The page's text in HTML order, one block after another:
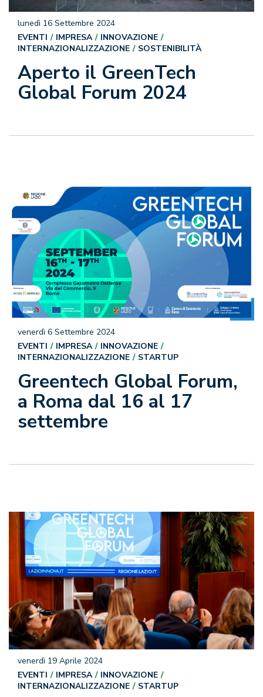
Aperto il GreenTech
Global Forum 2024
lunedì 16 Settembre 2024
EVENTI
IMPRESA
INNOVAZIONE
INTERNAZIONALIZZAZIONE
SOSTENIBILITÀ
Greentech Global Forum,
a Roma dal 16 al 17
settembre
venerdì 6 Settembre 2024
EVENTI
IMPRESA
INNOVAZIONE
INTERNAZIONALIZZAZIONE
STARTUP
venerdì 19 Aprile 2024
EVENTI
IMPRESA
INNOVAZIONE
INTERNAZIONALIZZAZIONE
STARTUP